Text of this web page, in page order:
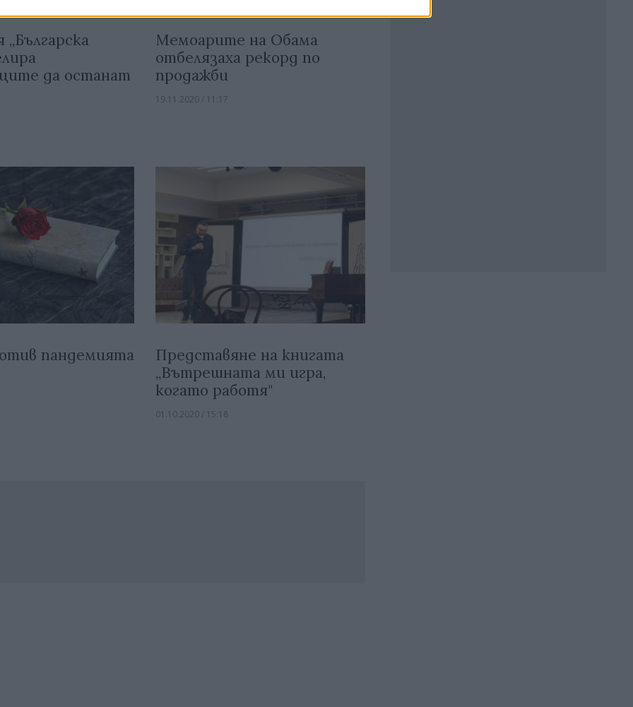
да останат
Мемоарите на Обама
отбелязаха рекорд по
продажби
19.11.2020 / 11:17
пандемията
Представяне на книгата
„Вътрешната ми игра,
когато работя"
01.10.2020 / 15:18